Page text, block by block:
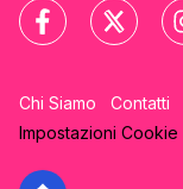
Chi Siamo Contatti
Impostazioni Cookie